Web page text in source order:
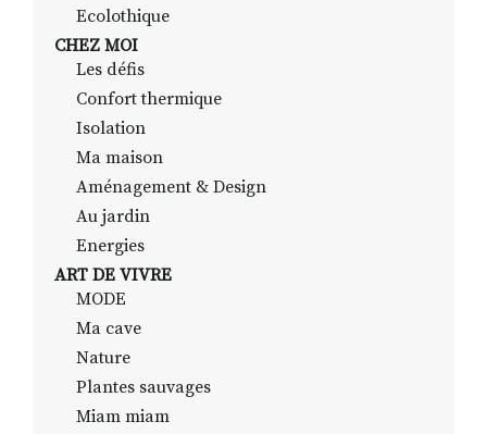
Ecolothique
CHEZ MOI
Les défis
Confort thermique
Isolation
Ma maison
Aménagement & Design
Au jardin
Energies
ART DE VIVRE
MODE
Ma cave
Nature
Plantes sauvages
Miam miam